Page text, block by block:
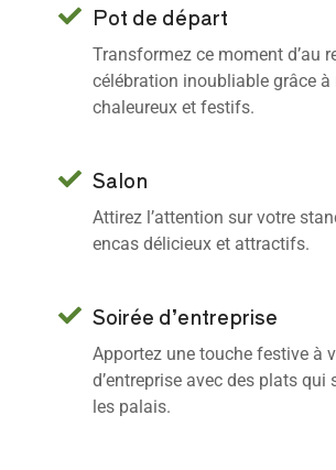
Pot de départ
Transformez ce moment d’au
célébration inoubliable grâce
chaleureux et festifs.
Salon
Attirez l’attention sur votre
encas délicieux et attractifs.
Soirée d’entreprise
Apportez une touche festive à
d’entreprise avec des plats qui
les palais.